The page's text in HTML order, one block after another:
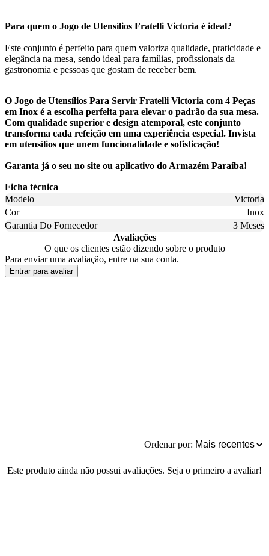
Para quem o Jogo de Utensílios Fratelli Victoria é ideal?
Este conjunto é perfeito para quem valoriza qualidade, praticidade e
elegância na mesa, sendo ideal para famílias, profissionais da
gastronomia e pessoas que gostam de receber bem.
O Jogo de Utensílios Para Servir Fratelli Victoria com 4 Peças
em Inox é a escolha perfeita para elevar o padrão da sua mesa.
Com qualidade superior e design atemporal, este conjunto
transforma cada refeição em uma experiência especial. Invista
em utensílios que unem funcionalidade e sofisticação!
Garanta já o seu no site ou aplicativo do Armazém Paraíba!
Ficha técnica
Modelo
Victoria
Cor
Inox
Garantia Do Fornecedor
3 Meses
Avaliações
O que os clientes estão dizendo sobre o produto
Para enviar uma avaliação, entre na sua conta.
Entrar para avaliar
Ordenar por:
Este produto ainda não possui avaliações. Seja o primeiro a avaliar!